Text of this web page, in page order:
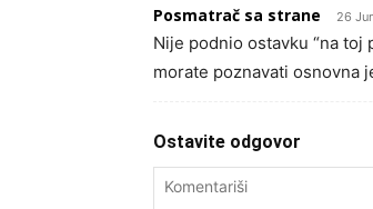
Posmatrač sa strane 26
Nije podnio ostavku “na toj
morate poznavati osnovna
Ostavite odgovor